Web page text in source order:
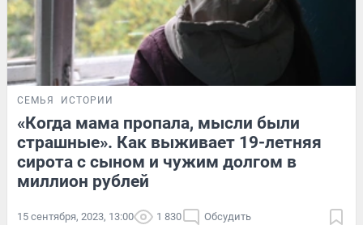
СЕМЬЯ ИСТОРИИ
«Когда мама пропала, мысли были
страшные». Как выживает 19-летняя
сирота с сыном и чужим долгом в
миллион рублей
15 сентября, 2023, 13:00 1 830 Обсудить